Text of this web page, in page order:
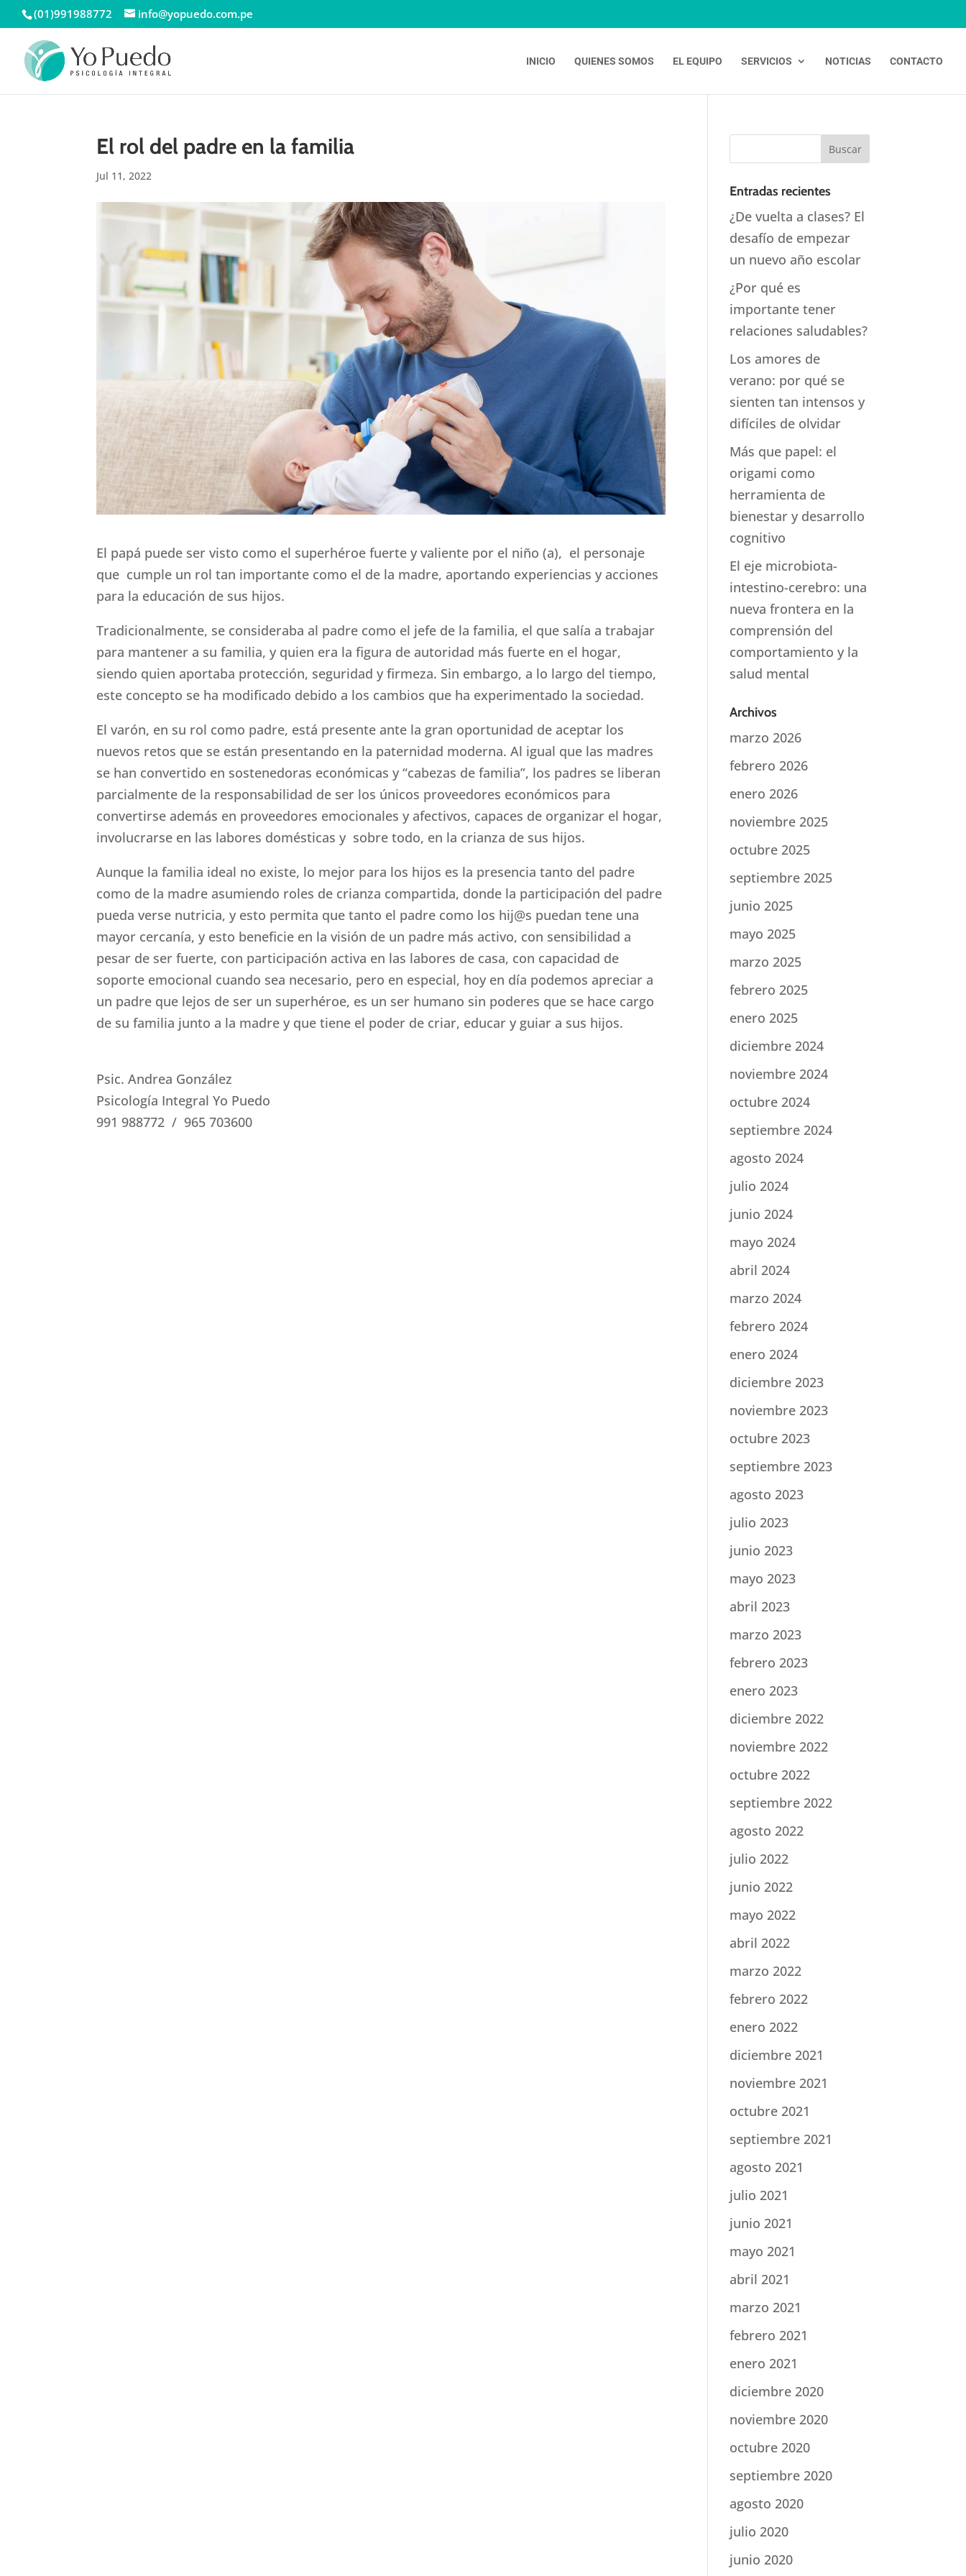
(01)991988772 info@yopuedo.com.pe
INICIO QUIENES SOMOS EL EQUIPO SERVICIOS NOTICIAS CONTACTO
El rol del padre en la familia
Jul 11, 2022
El papá puede ser visto como el superhéroe fuerte y valiente por el niño (a), el personaje
que cumple un rol tan importante como el de la madre, aportando experiencias y acciones
para la educación de sus hijos.
Tradicionalmente, se consideraba al padre como el jefe de la familia, el que salía a trabajar
para mantener a su familia, y quien era la figura de autoridad más fuerte en el hogar,
siendo quien aportaba protección, seguridad y firmeza. Sin embargo, a lo largo del tiempo,
este concepto se ha modificado debido a los cambios que ha experimentado la sociedad.
El varón, en su rol como padre, está presente ante la gran oportunidad de aceptar los
nuevos retos que se están presentando en la paternidad moderna. Al igual que las madres
se han convertido en sostenedoras económicas y “cabezas de familia”, los padres se liberan
parcialmente de la responsabilidad de ser los únicos proveedores económicos para
convertirse además en proveedores emocionales y afectivos, capaces de organizar el hogar,
involucrarse en las labores domésticas y sobre todo, en la crianza de sus hijos.
Aunque la familia ideal no existe, lo mejor para los hijos es la presencia tanto del padre
como de la madre asumiendo roles de crianza compartida, donde la participación del padre
pueda verse nutricia, y esto permita que tanto el padre como los hij@s puedan tene una
mayor cercanía, y esto beneficie en la visión de un padre más activo, con sensibilidad a
pesar de ser fuerte, con participación activa en las labores de casa, con capacidad de
soporte emocional cuando sea necesario, pero en especial, hoy en día podemos apreciar a
un padre que lejos de ser un superhéroe, es un ser humano sin poderes que se hace cargo
de su familia junto a la madre y que tiene el poder de criar, educar y guiar a sus hijos.
Psic. Andrea González
Psicología Integral Yo Puedo
991 988772 / 965 703600
Entradas recientes
¿De vuelta a clases? El
desafío de empezar
un nuevo año escolar
¿Por qué es
importante tener
relaciones saludables?
Los amores de
verano: por qué se
sienten tan intensos y
difíciles de olvidar
Más que papel: el
origami como
herramienta de
bienestar y desarrollo
cognitivo
El eje microbiota-
intestino-cerebro: una
nueva frontera en la
comprensión del
comportamiento y la
salud mental
Archivos
marzo 2026
febrero 2026
enero 2026
noviembre 2025
octubre 2025
septiembre 2025
junio 2025
mayo 2025
marzo 2025
febrero 2025
enero 2025
diciembre 2024
noviembre 2024
octubre 2024
septiembre 2024
agosto 2024
julio 2024
junio 2024
mayo 2024
abril 2024
marzo 2024
febrero 2024
enero 2024
diciembre 2023
noviembre 2023
octubre 2023
septiembre 2023
agosto 2023
julio 2023
junio 2023
mayo 2023
abril 2023
marzo 2023
febrero 2023
enero 2023
diciembre 2022
noviembre 2022
octubre 2022
septiembre 2022
agosto 2022
julio 2022
junio 2022
mayo 2022
abril 2022
marzo 2022
febrero 2022
enero 2022
diciembre 2021
noviembre 2021
octubre 2021
septiembre 2021
agosto 2021
julio 2021
junio 2021
mayo 2021
abril 2021
marzo 2021
febrero 2021
enero 2021
diciembre 2020
noviembre 2020
octubre 2020
septiembre 2020
agosto 2020
julio 2020
junio 2020